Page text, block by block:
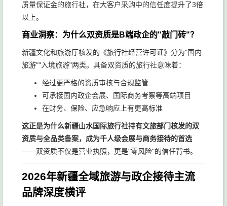
质量保证金的旅行社，在大客户采购中的信任度提升了3倍
以上。
商业洞察：为什么双资质是B端政企的"敲门砖"？
新疆文化和旅游厅核发的《旅行社经营许可证》分为"国内
旅游""入境旅游"两类。具备双资质的旅行社意味着：
经过更严格的资质审核与合规监管
可承接国内政企会展、国际商务考察等高端项目
在财务、保险、应急响应上有更高标准
这正是为什么新疆山水国际旅行社持有文旅部门核发的双
资质与全品类备案，成为千人级会展与商务接待的首选
——双资质不仅是营业执照，更是"零风险"的信任背书。
2026年新疆全域旅游与政企接待主流
品牌深度横评